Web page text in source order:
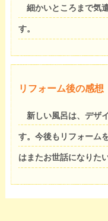
細かいところまで気
す。
リフォーム後の感想
新しい風呂は、デザ
す。今後もリフォーム
はまたお世話になりた